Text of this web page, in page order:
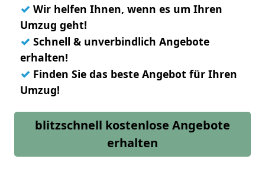
✓ Wir helfen Ihnen, wenn es um Ihren
Umzug geht!
✓ Schnell & unverbindlich Angebote
erhalten!
✓ Finden Sie das beste Angebot für Ihren
Umzug!
blitzschnell kostenlose Angebote
erhalten